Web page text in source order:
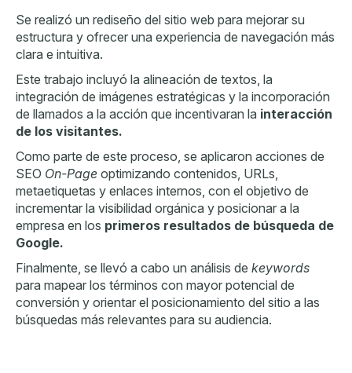
Se realizó un rediseño del sitio web para mejorar su
estructura y ofrecer una experiencia de navegación más
clara e intuitiva.
Este trabajo incluyó la alineación de textos, la
integración de imágenes estratégicas y la incorporación
de llamados a la acción que incentivaran la interacción
de los visitantes.
Como parte de este proceso, se aplicaron acciones de
SEO On-Page optimizando contenidos, URLs,
metaetiquetas y enlaces internos, con el objetivo de
incrementar la visibilidad orgánica y posicionar a la
empresa en los primeros resultados de búsqueda de
Google.
Finalmente, se llevó a cabo un análisis de keywords
para mapear los términos con mayor potencial de
conversión y orientar el posicionamiento del sitio a las
búsquedas más relevantes para su audiencia.